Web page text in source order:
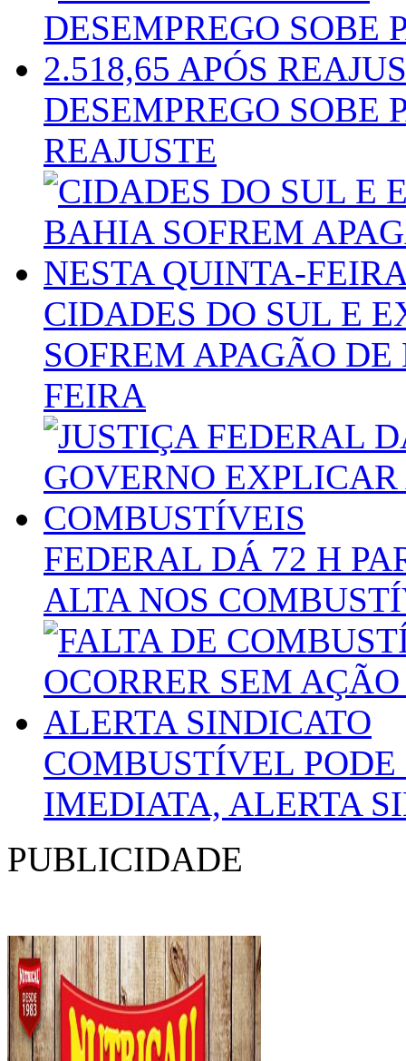
DESEMPREGO SOBE
REAJUSTE
CIDADES DO SUL E
SOFREM APAGÃO
FEIRA
FEDERAL DÁ 72 H
ALTA NOS
COMBUSTÍVEL
IMEDIATA, ALERTA
PUBLICIDADE